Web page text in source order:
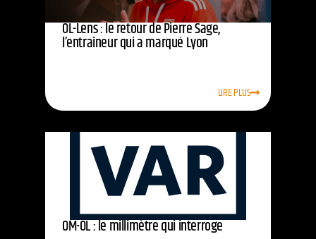
OL-Lens : le retour de Pierre Sage,
l’entraîneur qui a marqué Lyon
LIRE PLUS
OM-OL : le millimètre qui interroge